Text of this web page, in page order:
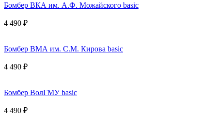
Бомбер ВКА им. А.Ф. Можайского basic
4 490 ₽
Бомбер ВМА им. С.М. Кирова basic
4 490 ₽
Бомбер ВолГМУ basic
4 490 ₽